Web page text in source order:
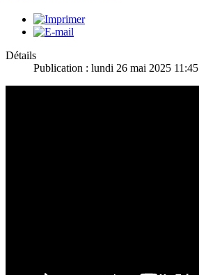
Détails
Publication : lundi 26 mai 2025 11:45